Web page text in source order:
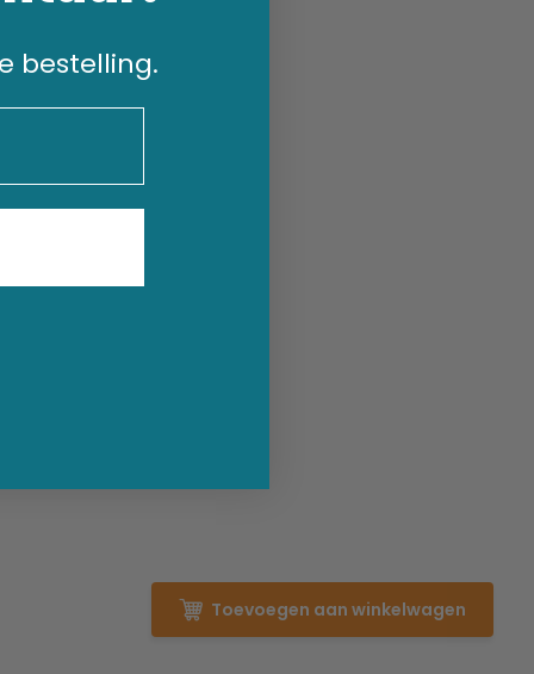
Toevoegen aan winkelwagen
bestelling.